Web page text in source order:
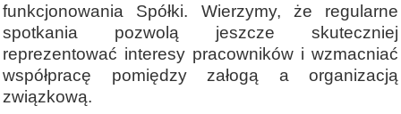
funkcjonowania Spółki. Wierzymy, że regularne
spotkania pozwolą jeszcze skuteczniej
reprezentować interesy pracowników i wzmacniać
współpracę pomiędzy załogą a organizacją
związkową.